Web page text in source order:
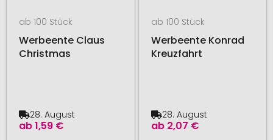
ab 100 Stück
Werbeente Claus
Christmas
ab1,59 €
28. August
ab 100 Stück
Werbeente Konrad
Kreuzfahrt
ab 2,07 €
28. August